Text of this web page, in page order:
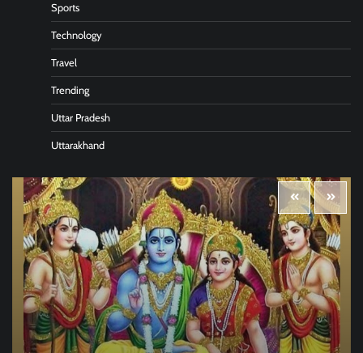
Sports
Technology
Travel
Trending
Uttar Pradesh
Uttarakhand